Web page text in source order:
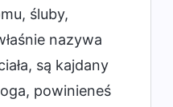
śluby,
nazywa
są kajdany
powinieneś